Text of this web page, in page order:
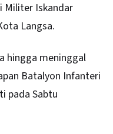
Militer Iskandar
Langsa.
hingga meninggal
Batalyon Infanteri
pada Sabtu